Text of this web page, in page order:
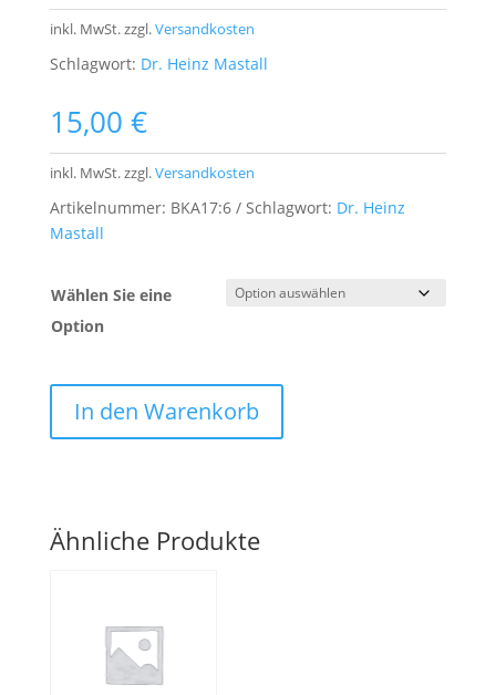
inkl. MwSt.zzgl.Versandkosten
Schlagwort: Dr. Heinz Mastall
15,00 €
inkl. MwSt.zzgl.Versandkosten
Artikelnummer: BKA17:6 Schlagwort: Dr. Heinz
Mastall
Wählen Sie eine
Option
In den Warenkorb
Ähnliche Produkte